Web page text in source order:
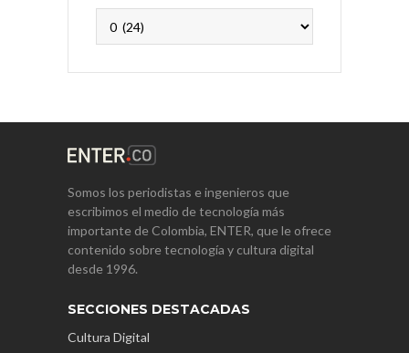
Somos los periodistas e ingenieros que
escribimos el medio de tecnología más
importante de Colombia, ENTER, que le ofrece
contenido sobre tecnología y cultura digital
desde 1996.
SECCIONES DESTACADAS
Cultura Digital